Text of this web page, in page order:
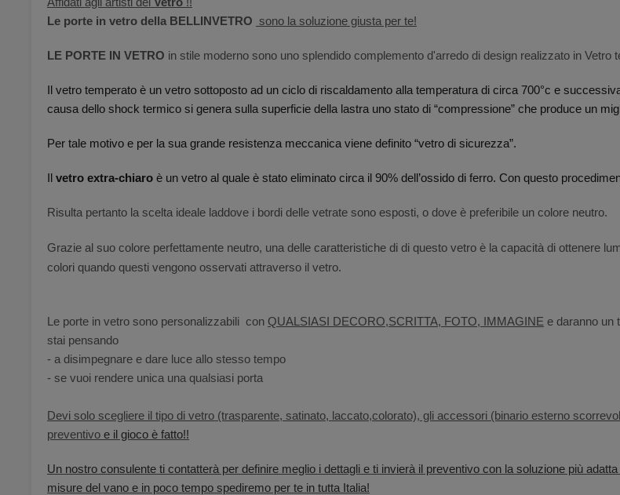
Le porte in vetro della BELLINVETRO sono la soluzione giusta per te!
LE PORTE IN VETRO in stile moderno sono uno splendido complemento d'arredo di design realizzato in
Il vetro temperato è un vetro sottoposto ad un ciclo di riscaldamento alla temperatura di circa 700°c e
causa dello shock termico si genera sulla superficie della lastra uno stato di “compressione” che produce un
Per tale motivo e per la sua grande resistenza meccanica viene definito “vetro di sicurezza”.
Il vetro extra-chiaro è un vetro al quale è stato eliminato circa il 90% dell’ossido di ferro. Con questo
Risulta pertanto la scelta ideale laddove i bordi delle vetrate sono esposti, o dove è preferibile un colore neutro.
Grazie al suo colore perfettamente neutro, una delle caratteristiche di di questo vetro è la capacità di ottenere
colori quando questi vengono osservati attraverso il vetro.
Le porte in vetro sono personalizzabili con QUALSIASI DECORO,SCRITTA, FOTO, IMMAGINE e daranno un
stai pensando
- a disimpegnare e dare luce allo stesso tempo
- se vuoi rendere unica una qualsiasi porta
Devi solo scegliere il tipo di vetro (trasparente, satinato, laccato,colorato), gli accessori (binario esterno
preventivo e il gioco è fatto!!
Un nostro consulente ti contatterà per definire meglio i dettagli e ti invierà il preventivo con la soluzione più
misure del vano e in poco tempo spediremo per te in tutta Italia!